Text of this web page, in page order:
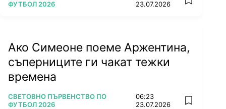
ФУТБОЛ 2026 23.07.2026 add
Ако Симеоне поеме Аржентина,
съперниците ги чакат тежки
времена
ПОВЕЧЕ ОТ
СВЕТОВНО ПЪРВЕНСТВО ПО
ФУТБОЛ 2026
06:23
23.07.2026
add